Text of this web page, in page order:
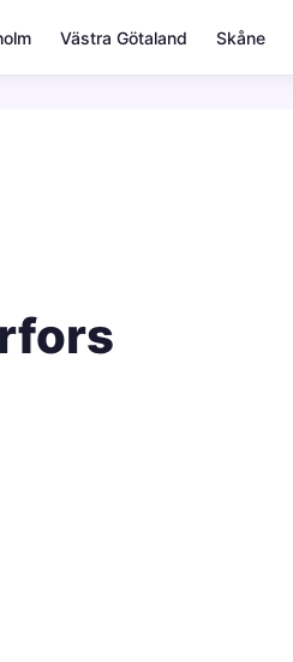
Västra Götaland Skåne